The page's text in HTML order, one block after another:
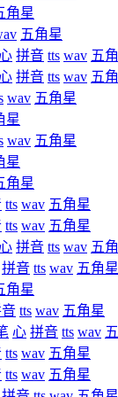
角星
五角星
拼音 tts wav 五
拼音 tts wav 五
wav 五角星
星
wav 五角星
星
角星
tts wav 五角星
tts wav 五角星
拼音 tts wav 五
拼音 tts wav 五角星
角星
tts wav 五角星
心 拼音 tts wav
tts wav 五角星
tts wav 五角星